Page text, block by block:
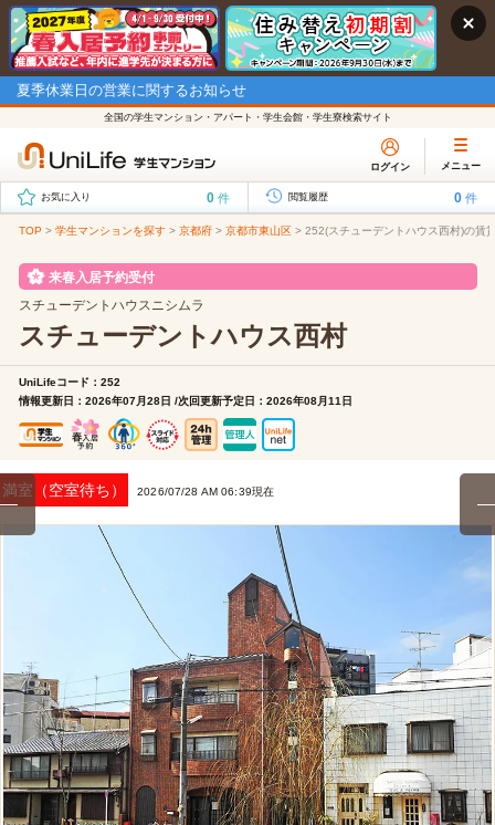
夏季休業日の営業に関するお知らせ
全国の学生マンション・アパート・学生会館・学生寮検索サイト
ログイン メニュー
お気に入り 0 件 閲覧履歴 0 件
TOP > 学生マンションを探す > 京都府 > 京都市東山区 > 252(スチューデントハウス西村)の賃
来春入居予約受付
スチューデントハウスニシムラ
スチューデントハウス西村
UniLifeコード：252
情報更新日：2026年07月28日 /次回更新予定日：2026年08月11日
満室（空室待ち） 2026/07/28 AM 06:39現在